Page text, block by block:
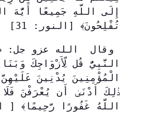
تُفْلِحُونَ﴾ [النور: 31]
اللَّهُ غَفُورًا رَّحِيمًا﴾ [